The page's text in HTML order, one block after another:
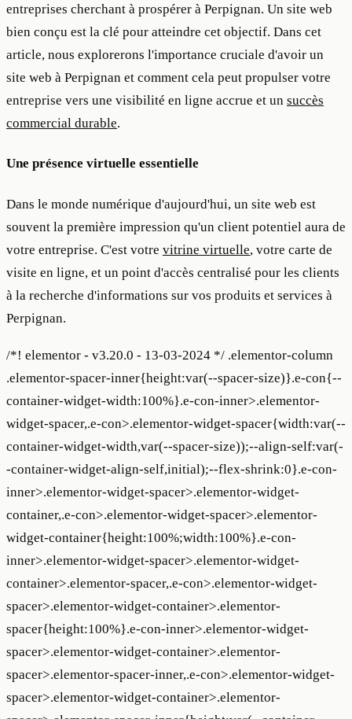
entreprises cherchant à prospérer à Perpignan. Un site web
bien conçu est la clé pour atteindre cet objectif. Dans cet
article, nous explorerons l'importance cruciale d'avoir un
site web à Perpignan et comment cela peut propulser votre
entreprise vers une visibilité en ligne accrue et un succès
commercial durable.
Une présence virtuelle essentielle
Dans le monde numérique d'aujourd'hui, un site web est
souvent la première impression qu'un client potentiel aura de
votre entreprise. C'est votre vitrine virtuelle, votre carte de
visite en ligne, et un point d'accès centralisé pour les clients
à la recherche d'informations sur vos produits et services à
Perpignan.
/*! elementor - v3.20.0 - 13-03-2024 */ .elementor-column
.elementor-spacer-inner{height:var(--spacer-size)}.e-con{--
container-widget-width:100%}.e-con-inner>.elementor-
widget-spacer,.e-con>.elementor-widget-spacer{width:var(--
container-widget-width,var(--spacer-size));--align-self:var(-
-container-widget-align-self,initial);--flex-shrink:0}.e-con-
inner>.elementor-widget-spacer>.elementor-widget-
container,.e-con>.elementor-widget-spacer>.elementor-
widget-container{height:100%;width:100%}.e-con-
inner>.elementor-widget-spacer>.elementor-widget-
container>.elementor-spacer,.e-con>.elementor-widget-
spacer>.elementor-widget-container>.elementor-
spacer{height:100%}.e-con-inner>.elementor-widget-
spacer>.elementor-widget-container>.elementor-
spacer>.elementor-spacer-inner,.e-con>.elementor-widget-
spacer>.elementor-widget-container>.elementor-